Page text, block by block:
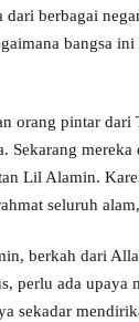
berbagai
bangsa ini
orang pintar dari
Sekarang mereka
Lil Alamin.
seluruh
berkah dari
perlu ada upaya
sekadar